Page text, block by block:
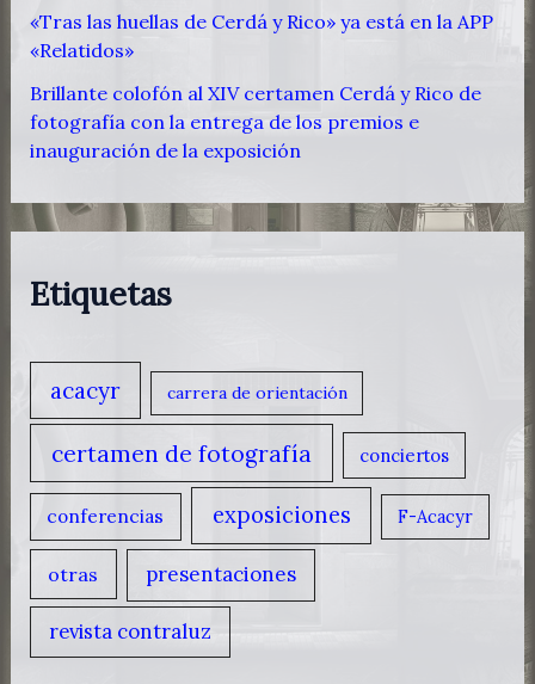
«Tras las huellas de Cerdá y Rico» ya está en la APP
«Relatidos»
Brillante colofón al XIV certamen Cerdá y Rico de
fotografía con la entrega de los premios e
inauguración de la exposición
Etiquetas
acacyr carrera de orientación
certamen de fotografía conciertos
conferencias exposiciones F-Acacyr
otras presentaciones
revista contraluz